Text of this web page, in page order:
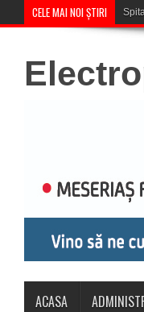
CELE MAI NOI ȘTIRI
ACASA